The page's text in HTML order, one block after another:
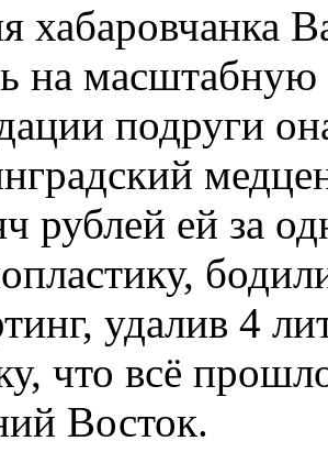
хабаровчанка
на
подруги
рублей ей за
удалив 4
что всё
Восток.